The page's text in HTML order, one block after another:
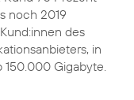
noch 2019
des
in
150.000 Gigabyte.